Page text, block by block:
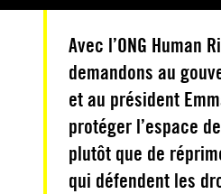
Avec l’ONG Human
demandons au
et au président
protéger l’espace
plutôt que de
qui défendent les